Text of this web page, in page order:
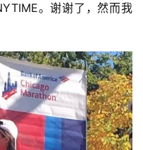
。谢谢了，然而我